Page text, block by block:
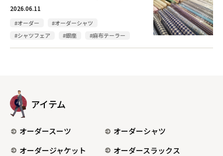
2026.06.11
#オーダー
#オーダーシャツ
#シャツフェア
#銀座 #麻布テーラー
アイテム
オーダースーツ
オーダーシャツ
オーダージャケット
オーダースラックス